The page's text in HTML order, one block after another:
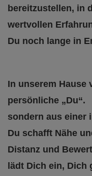
bereitzustellen, in
wertvollen
Du noch lange in
In unserem Hause
persönliche
sondern aus einer
Du schafft Nähe
Distanz und
lädt Dich ein, Dich